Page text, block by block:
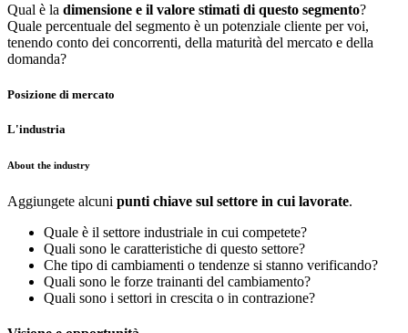
Qual è la dimensione e il valore stimati di questo segmento?
Quale percentuale del segmento è un potenziale cliente per voi,
tenendo conto dei concorrenti, della maturità del mercato e della
domanda?
Posizione di mercato
L'industria
About the industry
Aggiungete alcuni punti chiave sul settore in cui lavorate.
Quale è il settore industriale in cui competete?
Quali sono le caratteristiche di questo settore?
Che tipo di cambiamenti o tendenze si stanno verificando?
Quali sono le forze trainanti del cambiamento?
Quali sono i settori in crescita o in contrazione?